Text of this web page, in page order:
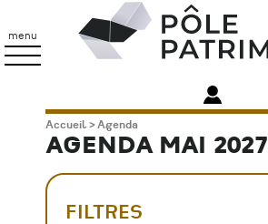
contenu
principal
menu
Patrimoine
Fil
d'Ariane
Accueil Agenda
AGENDA MAI 2027
FILTRES